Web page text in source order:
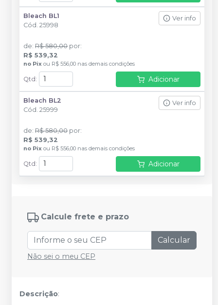
Bleach BL1
Cód. 25998
Ver info
de: R$ 580,00 por:
R$ 539,32
no Pix ou R$ 556,00 nas demais condições
Qtd : Adicionar
Bleach BL2
Cód. 25999
Ver info
de: R$ 580,00 por:
R$ 539,32
no Pix ou R$ 556,00 nas demais condições
Qtd : Adicionar
Calcule frete e prazo
Calcular
Não sei o meu CEP
Descrição: